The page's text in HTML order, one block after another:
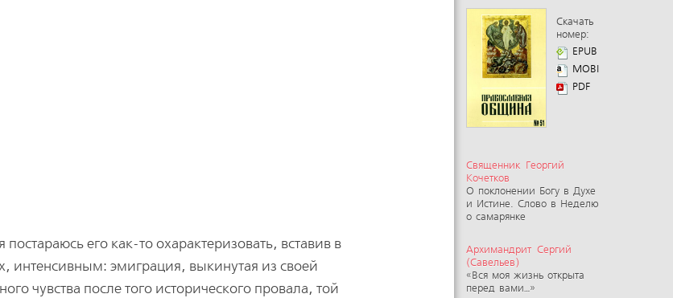
Скачать
номер:
EPUB
MOBI
PDF
Священник Георгий
Кочетков
О поклонении Богу в Духе
и Истине. Слово в Неделю
о самарянке
Архимандрит Сергий
(Савельев)
«Вся моя жизнь открыта
перед вами…»
его как-то охарактеризовать, вставив в
интенсивным: эмиграция, выкинутая из своей
чувства после того исторического провала, той